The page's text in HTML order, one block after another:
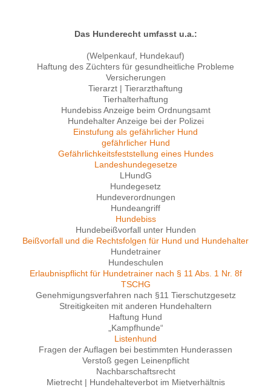
Das Hunderecht umfasst u.a.:
(Welpenkauf, Hundekauf)
Haftung des Züchters für gesundheitliche Probleme
Versicherungen
Tierarzt | Tierarzthaftung
Tierhalterhaftung
Hundebiss Anzeige beim Ordnungsamt
Hundehalter Anzeige bei der Polizei
Einstufung als gefährlicher Hund
gefährlicher Hund
Gefährlichkeitsfeststellung eines Hundes
Landeshundegesetze
LHundG
Hundegesetz
Hundeverordnungen
Hundeangriff
Hundebiss
Hundebeißvorfall unter Hunden
Beißvorfall und die Rechtsfolgen für Hund und Hundehalter
Hundetrainer
Hundeschulen
Erlaubnispflicht für Hundetrainer nach § 11 Abs. 1 Nr. 8f
TSCHG
Genehmigungsverfahren nach §11 Tierschutzgesetz
Streitigkeiten mit anderen Hundehaltern
Haftung Hund
„Kampfhunde“
Listenhund
Fragen der Auflagen bei bestimmten Hunderassen
Verstoß gegen Leinenpflicht
Nachbarschaftsrecht
Mietrecht | Hundehalteverbot im Mietverhältnis